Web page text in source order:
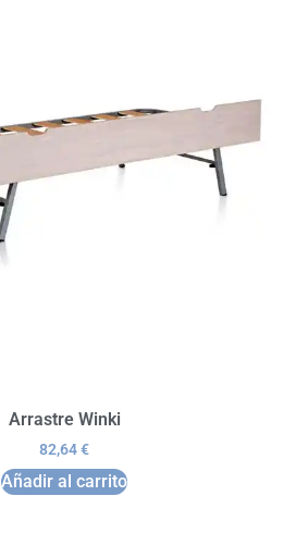
Arrastre Winki
82,64€
Añadir al carrito